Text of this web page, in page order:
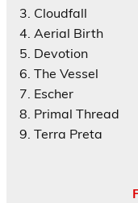
3. Cloudfall
4. Aerial Birth
5. Devotion
6. The Vessel
7. Escher
8. Primal Thread
9. Terra Preta